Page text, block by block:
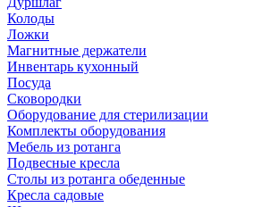
Колоды
Ложки
Магнитные держатели
Инвентарь кухонный
Посуда
Сковородки
Оборудование для стерилизации
Комплекты оборудования
Мебель из ротанга
Подвесные кресла
Столы из ротанга обеденные
Кресла садовые